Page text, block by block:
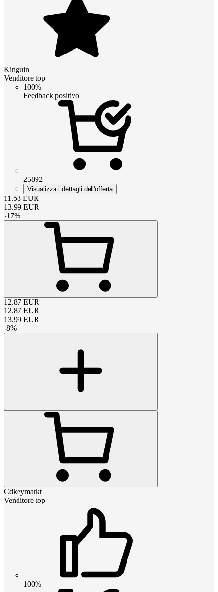
Kinguin
Venditore top
100%
Feedback positivo
25892
Visualizza i dettagli dell'offerta
11.58 EUR
13.99 EUR
-17%
12.87 EUR
12.87 EUR
13.99 EUR
-8%
Cdkeymarkt
Venditore top
100%